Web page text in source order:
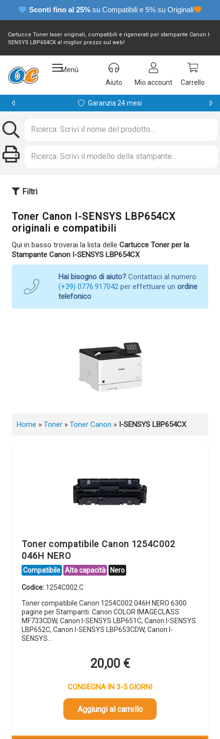
Sconti fino al 25% su Compatibili e 5% su Originali
Cartucce Toner laser originali, compatibili e rigenerati per stampante Canon I-
SENSYS LBP654CX al miglior prezzo sul web!
Menù
Aiuto
Mio account Carrello
Garanzia 24 mesi
Filtri
Toner Canon I-SENSYS LBP654CX
originali e compatibili
Qui in basso troverai la lista delle Cartucce Toner per la
Stampante Canon I-SENSYS LBP654CX
Hai bisogno di aiuto? Contattaci al numero
(+39) 0776.917042 per effettuare un ordine
telefonico
Home » Toner » Toner Canon » I-SENSYS LBP654CX
Toner compatibile Canon 1254C002
046H NERO
Compatibile Alta capacità Nero
Codice: 1254C002.C
Toner compatibile Canon 1254C002 046H NERO 6300
pagine per Stampanti: Canon COLOR IMAGECLASS
MF733CDW, Canon I-SENSYS LBP651C, Canon I-SENSYS
LBP652C, Canon I-SENSYS LBP653CDW, Canon I-
SENSYS…
20,00 €
CONSEGNA IN 3-5 GIORNI
Aggiungi al carrello